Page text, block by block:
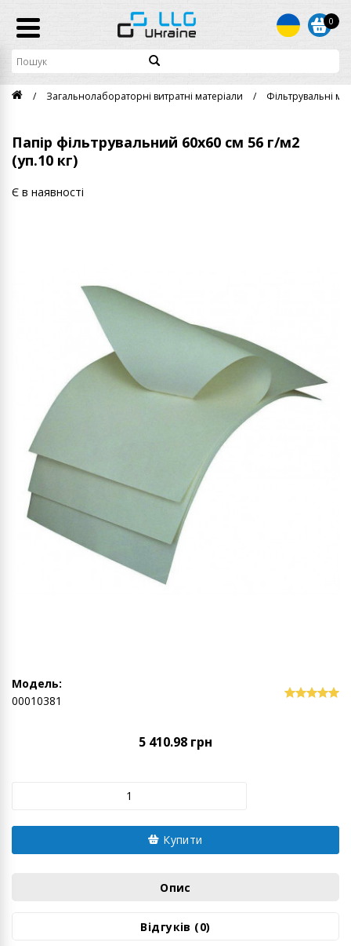
0
Загальнолабораторні витратні матеріали Фільтрувальні
Папір фільтрувальний 60х60 см 56 г/м2
(уп.10 кг)
Є в наявності
Модель:
00010381
5 410.98 грн
Купити
Опис
Відгуків (0)